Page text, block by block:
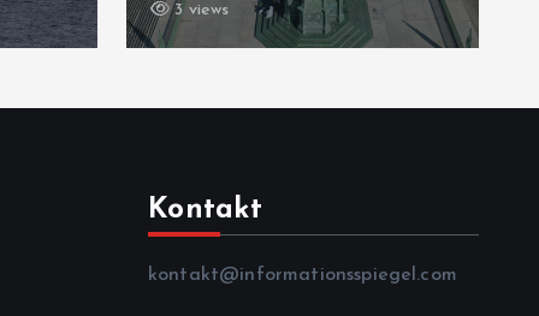
3 views
Kontakt
kontakt@informationsspiegel.com